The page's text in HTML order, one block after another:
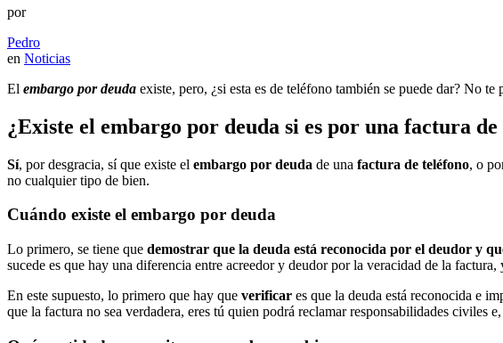
por
Pedro
en Noticias
El embargo por deuda existe, pero, ¿si esta es de teléfono también se puede dar? No
¿Existe el embargo por deuda si es por una factura de
Sí, por desgracia, sí que existe el embargo por deuda de una factura de teléfono, o
no cualquier tipo de bien.
Cuándo existe el embargo por deuda
Lo primero, se tiene que demostrar que la deuda está reconocida por el deudor y
sucede es que hay una diferencia entre acreedor y deudor por la veracidad de la
En este supuesto, lo primero que hay que verificar es que la deuda está reconocida e
que la factura no sea verdadera, eres tú quien podrá reclamar responsabilidades civiles